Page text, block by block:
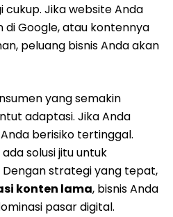
cukup. Jika website Anda
Google, atau kontennya
peluang bisnis Anda akan
yang semakin
adaptasi. Jika Anda
berisiko tertinggal.
solusi jitu untuk
Dengan strategi yang tepat,
konten lama, bisnis Anda
pasar digital.